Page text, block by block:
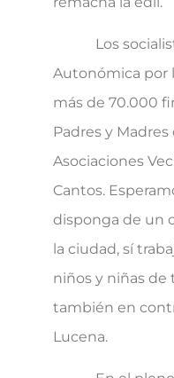
Los socialistas
Autonómica por
más de 70.000
Padres y Madres
Asociaciones
Cantos.
disponga de un
la ciudad, sí
niños y niñas
también en
Lucena.